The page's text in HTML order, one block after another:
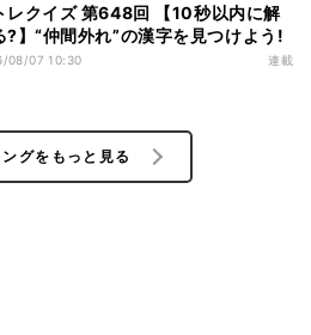
レクイズ 第648回 【10秒以内に解
?】“仲間外れ”の漢字を見つけよう!
08/07 10:30 連載
グをもっと見る